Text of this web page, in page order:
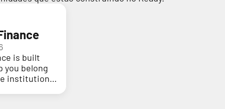
is built
you belong
institution